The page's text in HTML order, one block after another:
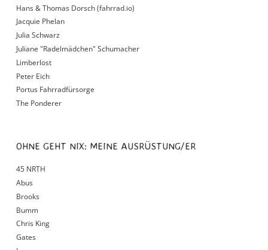
Hans & Thomas Dorsch (fahrrad.io)
Jacquie Phelan
Julia Schwarz
Juliane "Radelmädchen" Schumacher
Limberlost
Peter Eich
Portus Fahrradfürsorge
The Ponderer
OHNE GEHT NIX: MEINE AUSRÜSTUNG/ER
45 NRTH
Abus
Brooks
Bumm
Chris King
Gates